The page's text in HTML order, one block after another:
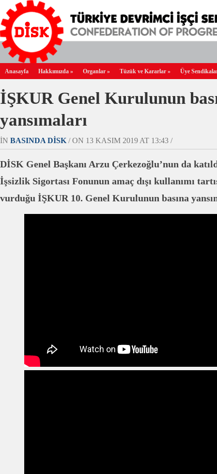
Anasayfa Hakkımızda » Organlar » Tüzük ve Kararlar » Üye
İŞKUR Genel Kurulunun
yansımaları
IN BASINDA DİSK/ ON 13 KASIM 2019 AT 13:43 /
DİSK Genel Başkanı Arzu Çerkezoğlu’nun da
İşsizlik Sigortası Fonunun amaç dışı kullanımı
vurduğu İŞKUR 10. Genel Kurulunun basına